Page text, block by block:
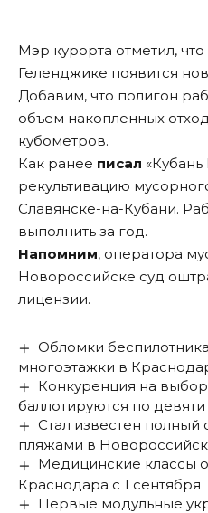
Мэр курорта отметил,
Геленджике появится
Добавим, что полигон
объем накопленных
кубометров.
Как ранее писал
рекультивацию
Славянске-на-Кубани.
выполнить за год.
Напомним, оператора
Новороссийске суд
лицензии.
Обломки
многоэтажки в
Конкуренция на
баллотируются по
Стал известен полный
пляжами в
Медицинские классы
Краснодара с 1 сентября
Первые модульные